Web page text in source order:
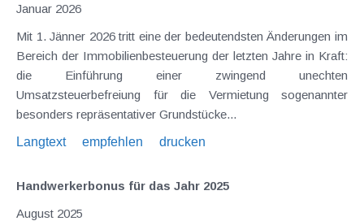
Januar 2026
Mit 1. Jänner 2026 tritt eine der bedeutendsten Änderungen im
Bereich der Immobilienbesteuerung der letzten Jahre in Kraft:
die Einführung einer zwingend unechten
Umsatzsteuerbefreiung für die Vermietung sogenannter
besonders repräsentativer Grundstücke...
Langtext
empfehlen drucken
Handwerkerbonus für das Jahr 2025
August 2025